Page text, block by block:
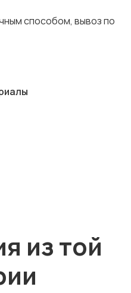
способом, вывоз по
из той